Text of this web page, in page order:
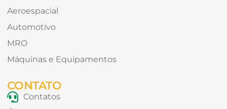
Aeroespacial
Automotivo
MRO
Máquinas e Equipamentos
CONTATO
Contatos